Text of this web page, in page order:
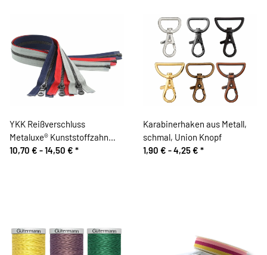
YKK Reißverschluss
Metaluxe® Kunststoffzahn
Metalloptik, teilbar
10,70 € -14,50 € *
Karabinerhaken aus Metall,
schmal, Union Knopf
1,90 € -4,25 € *